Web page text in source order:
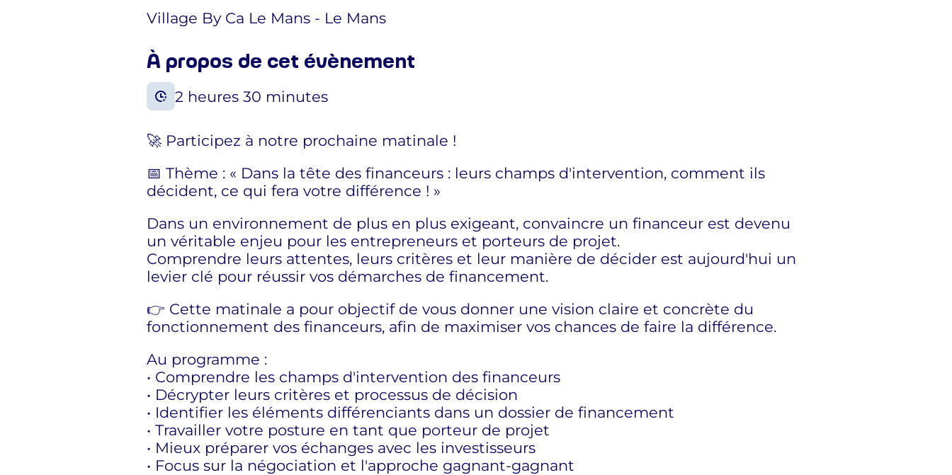
Village By Ca Le Mans - Le Mans
À propos de cet évènement
2 heures 30 minutes
🚀 Participez à notre prochaine matinale !
📅 Thème : « Dans la tête des financeurs : leurs champs d'intervention, comment ils
décident, ce qui fera votre différence ! »
Dans un environnement de plus en plus exigeant, convaincre un financeur est devenu
un véritable enjeu pour les entrepreneurs et porteurs de projet.
Comprendre leurs attentes, leurs critères et leur manière de décider est aujourd'hui un
levier clé pour réussir vos démarches de financement.
👉 Cette matinale a pour objectif de vous donner une vision claire et concrète du
fonctionnement des financeurs, afin de maximiser vos chances de faire la différence.
Au programme :
• Comprendre les champs d'intervention des financeurs
• Décrypter leurs critères et processus de décision
• Identifier les éléments différenciants dans un dossier de financement
• Travailler votre posture en tant que porteur de projet
• Mieux préparer vos échanges avec les investisseurs
• Focus sur la négociation et l'approche gagnant-gagnant